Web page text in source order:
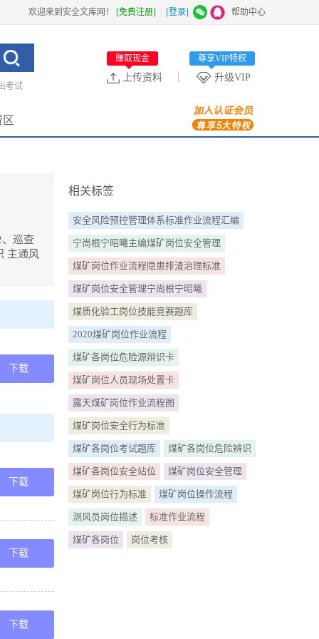
欢迎来到安全文库网！ [免费注册] [登录] 帮助中心
考试
升级VIP
尊享VIP特权
上传资料
赚取现金
区
巡查
主通风
肥矿技师
三、超前
预防型
瓦斯抽
下载
下载
下载
下载
相关标签
安全风险预控管理体系标准作业流程汇编
宁尚根宁昭曦主编煤矿岗位安全管理
煤矿岗位作业流程隐患排渣治理标准
煤矿岗位安全管理宁尚根宁昭曦
煤质化验工岗位技能竞赛题库
2020煤矿岗位作业流程
煤矿各岗位危险源辩识卡
煤矿岗位人员现场处置卡
露天煤矿岗位作业流程图
煤矿岗位安全行为标准
煤矿各岗位考试题库 煤矿各岗位危险辨识
煤矿各岗位安全站位 煤矿岗位安全管理
煤矿岗位行为标准 煤矿岗位操作流程
测风员岗位描述 标准作业流程
煤矿各岗位 岗位考核